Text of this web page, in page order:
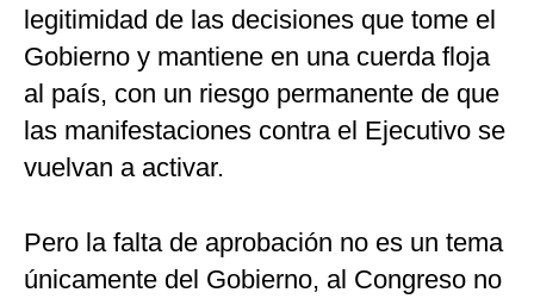
legitimidad de las decisiones que tome el
Gobierno y mantiene en una cuerda floja
al país, con un riesgo permanente de que
las manifestaciones contra el Ejecutivo se
vuelvan a activar.
Pero la falta de aprobación no es un tema
únicamente del Gobierno, al Congreso no